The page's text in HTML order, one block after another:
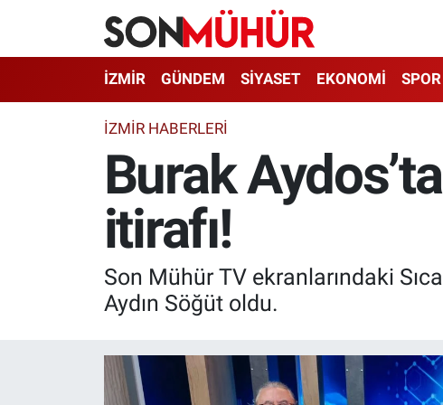
İZMİR GÜNDEM SİYASET EKONOMİ SPOR
İZMIR HABERLERI
Burak
itirafı!
Son Mühür TV ekranlarındaki
Aydın Söğüt oldu.
İzmir Nöbetçi Eczaneler
İzmir Hava Durumu
İzmir Namaz Vakitleri
İzmir Trafik Yoğunluk Haritası
Süper Lig Puan Durumu ve Fikstür
Tüm Manşetler
Haber Arşivi